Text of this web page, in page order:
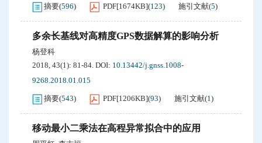
摘要(596) PDF[1674KB](123) 施引文献(5)
多余长基线对高精度GPS数据解算的影响分析
杨登科
2018, 43(1): 81-84. DOI: 10.13442/j.gnss.1008-
9268.2018.01.015
摘要(543) PDF[1206KB](93) 施引文献(1)
移动最小二乘法在高程异常拟合中的应用